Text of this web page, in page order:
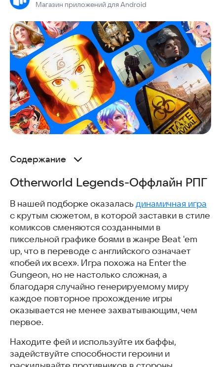
Магазин приложений для Android
Содержание
Lost Crown
State of Survival: Zombie War
War and Magic: Kingdom Reborn
Tanks Blitz
Наруто
Эра Богинь: Падшие Ангелы
Forge Shop
Город облаков
Re: Birth – новинка ММОРПГ
Last Day on Earth: Survival
Восхождение империи
Скачать популярные игры
Часто задаваемые вопросы
Похожие статьи
Otherworld Legends-Oффлайн РПГ
В нашей подборке оказалась динамичная игра
с крутым сюжетом, в которой заставки в стиле
комиксов сменяются созданными в
пиксельной графике боями в жанре Beat 'em
up, что в переводе с английского означает
«побей их всех». Игра похожа на Enter the
Gungeon, но не настолько сложная, а
благодаря случайно генерируемому миру
каждое повторное прохождение игры
оказывается не менее захватывающим, чем
первое.
Находите фей и используйте их баффы,
задействуйте способности героини и